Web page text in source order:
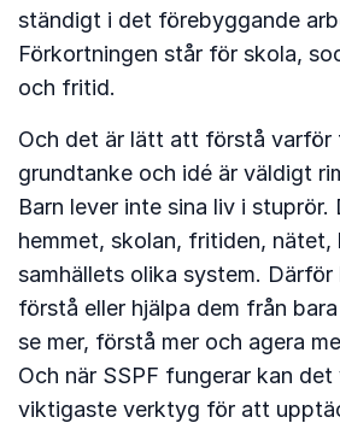
ständigt i det förebyggande
Förkortningen står för skola,
och fritid.
Och det är lätt att förstå varför
grundtanke och idé är väldigt
Barn lever inte sina liv i stuprör.
hemmet, skolan, fritiden, nätet,
samhällets olika system. Därför
förstå eller hjälpa dem från
se mer, förstå mer och agera
Och när SSPF fungerar kan
viktigaste verktyg för att